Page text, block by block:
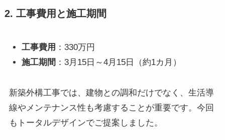
2. 工事費用と施工期間
工事費用 ：330万円
施工期間 ：3月15日～4月15日（約1カ月）
新築外構工事では、建物との調和だけでなく、生活導
線やメンテナンス性も考慮することが重要です。今回
もトータルデザインでご提案しました。